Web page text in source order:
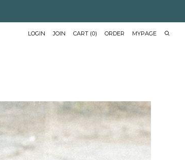
LOGIN JOIN CART (0) ORDER MYPAGE